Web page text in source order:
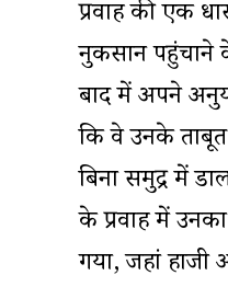
प्रवाह की एक
नुकसान पहुंचाने
बाद में अपने
कि वे उनके ताबूत
बिना समुद्र में
के प्रवाह में
गया, जहां